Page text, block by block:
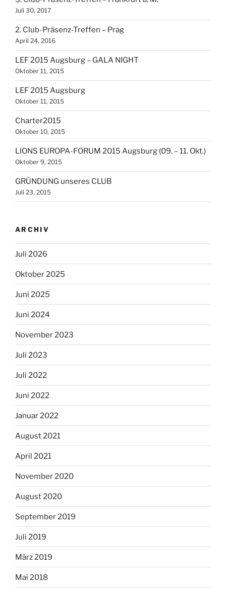
Juli 30, 2017
2. Club-Präsenz-Treffen – Prag
April 24, 2016
LEF 2015 Augsburg – GALA NIGHT
Oktober 11, 2015
LEF 2015 Augsburg
Oktober 11, 2015
Charter2015
Oktober 10, 2015
LIONS EUROPA-FORUM 2015 Augsburg (09. – 11. Okt.)
Oktober 9, 2015
GRÜNDUNG unseres CLUB
Juli 23, 2015
ARCHIV
Juli 2026
Oktober 2025
Juni 2025
Juni 2024
November 2023
Juli 2023
Juli 2022
Juni 2022
Januar 2022
August 2021
April 2021
November 2020
August 2020
September 2019
Juli 2019
März 2019
Mai 2018